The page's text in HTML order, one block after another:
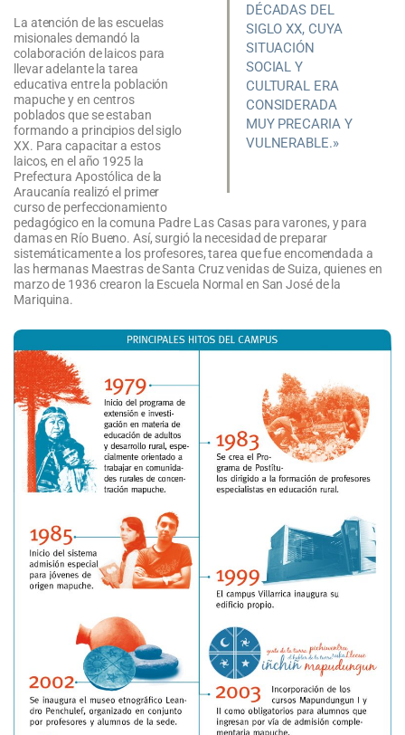
DÉCADAS DEL
SIGLO XX, CUYA
SITUACIÓN
SOCIAL Y
CULTURAL ERA
CONSIDERADA
MUY PRECARIA Y
VULNERABLE.»
La atención de las escuelas
misionales demandó la
colaboración de laicos para
llevar adelante la tarea
educativa entre la población
mapuche y en centros
poblados que se estaban
formando a principios del siglo
XX. Para capacitar a estos
laicos, en el año 1925 la
Prefectura Apostólica de la
Araucanía realizó el primer
curso de perfeccionamiento
pedagógico en la comuna Padre Las Casas para varones, y para
damas en Río Bueno. Así, surgió la necesidad de preparar
sistemáticamente a los profesores, tarea que fue encomendada a
las hermanas Maestras de Santa Cruz venidas de Suiza, quienes en
marzo de 1936 crearon la Escuela Normal en San José de la
Mariquina.